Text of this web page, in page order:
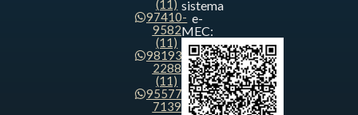
(11)
97410-
9582
(11)
98193-
2288
(11)
95577-
7139
sistema
e-
MEC: